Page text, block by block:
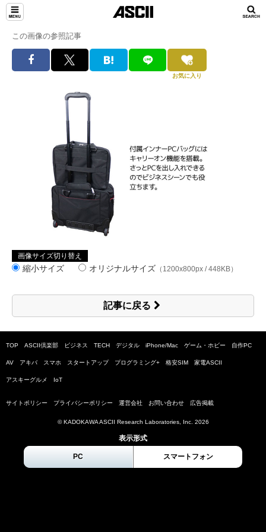
この画像の参照記事
お気に入り
画像サイズ切り替え
縮小サイズ オリジナルサイズ （1200x800px / 448KB）
記事に戻る
TOP ASCII倶楽部 ビジネス TECH デジタル iPhone/Mac ゲーム・ホビー 自作PC
AV アキバ スマホ スタートアップ プログラミング+ 格安SIM 家電ASCII
アスキーグルメ IoT
サイトポリシー プライバシーポリシー 運営会社 お問い合わせ 広告掲載
© KADOKAWA ASCII Research Laboratories, Inc. 2026
表示形式
PC スマートフォン